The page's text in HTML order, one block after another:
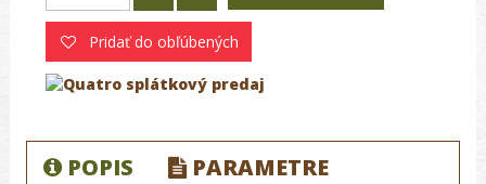
Pridať do obľúbených
POPIS PARAMETRE